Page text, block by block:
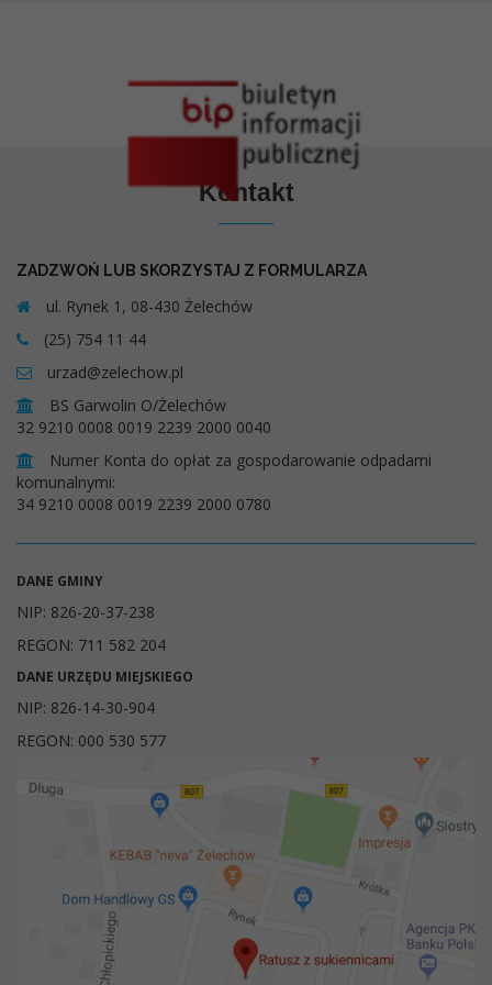
Kontakt
ZADZWOŃ LUB SKORZYSTAJ Z FORMULARZA
ul. Rynek 1, 08-430 Żelechów
(25) 754 11 44
urzad@zelechow.pl
BS Garwolin O/Żelechów
32 9210 0008 0019 2239 2000 0040
Numer Konta do opłat za gospodarowanie odpadami
komunalnymi:
34 9210 0008 0019 2239 2000 0780
DANE GMINY
NIP: 826-20-37-238
REGON: 711 582 204
DANE URZĘDU MIEJSKIEGO
NIP: 826-14-30-904
REGON: 000 530 577